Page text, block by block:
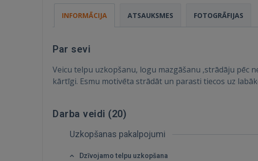
Ienākt
INFORMĀCIJA ATSAUKSMES FOTOGRĀFIJAS
Par sevi
Veicu telpu uzkopšanu, logu mazgāšanu ,strādāju pēc
kārtīgi. Esmu motivēta strādāt un parasti tiecos uz
Darba veidi (20)
Uzkopšanas pakalpojumi
Dzīvojamo telpu uzkopšana